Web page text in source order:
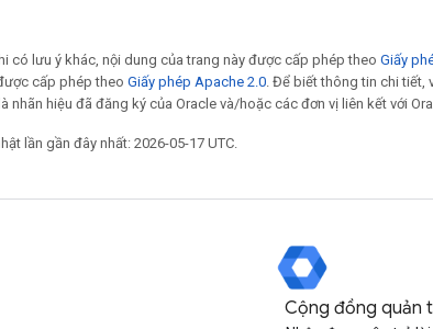
có lưu ý khác, nội dung của trang này được cấp phép theo Giấy
cấp phép theo Giấy phép Apache 2.0. Để biết thông tin chi tiết,
nhãn hiệu đã đăng ký của Oracle và/hoặc các đơn vị liên kết với
lần gần đây nhất: 2026-05-17 UTC.
Cộng đồng quản